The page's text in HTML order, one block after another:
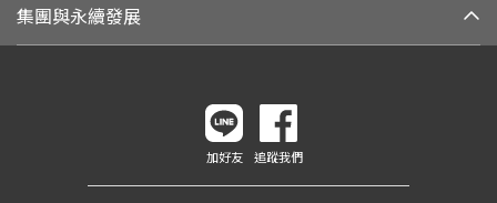
集團與永續發展
加好友 追蹤我們